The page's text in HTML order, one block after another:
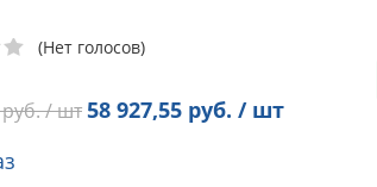
(Нет голосов)
/ шт58 927,55 руб. / шт